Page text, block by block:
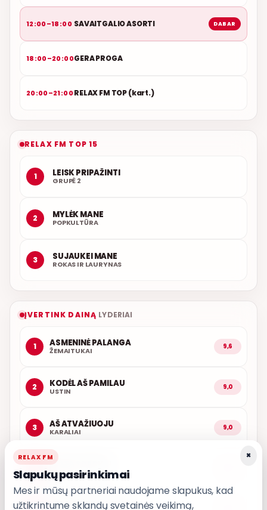
12:00–18:00 SAVAITGALIO ASORTI DABAR
18:00–20:00GERA PROGA
20:00–21:00RELAX FM TOP (kart.)
RELAX FM TOP 15
1 LEISK PRIPAŽINTI
GRUPĖ 2
2 MYLĖK MANE
POPKULTŪRA
3 SUJAUKEI MANE
ROKAS IR LAURYNAS
ĮVERTINK DAINĄ LYDERIAI
1 ASMENINĖ PALANGA
ŽEMAITUKAI 9,6
2 KODĖL AŠ PAMILAU
USTIN 9,0
3 AŠ ATVAŽIUOJU
KARALIAI 9,0
INARA
PASKUBĖK VAŽIUOTI
×
RELAX FM
Slapukų pasirinkimai
Mes ir mūsų partneriai naudojame slapukus, kad
užtikrintume sklandų svetainės veikimą,